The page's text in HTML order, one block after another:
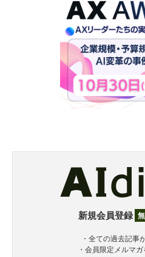
新規会員登録
・全ての過去記事
・会員限定メルマ